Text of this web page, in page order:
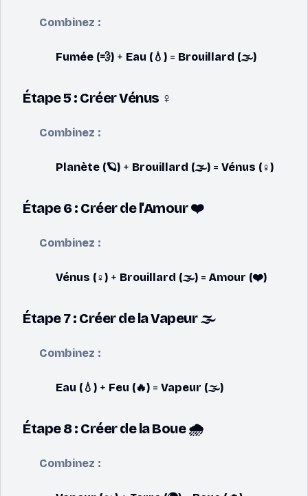
Combinez :
Fumée (💨) + Eau (💧) = Brouillard (🌫️)
Étape 5 : Créer Vénus ♀️
Combinez :
Planète (🪐) + Brouillard (🌫️) = Vénus (♀️)
Étape 6 : Créer de l'Amour ❤️
Combinez :
Vénus (♀️) + Brouillard (🌫️) = Amour (❤️)
Étape 7 : Créer de la Vapeur 🌫️
Combinez :
Eau (💧) + Feu (🔥) = Vapeur (🌫️)
Étape 8 : Créer de la Boue 🌧️
Combinez :